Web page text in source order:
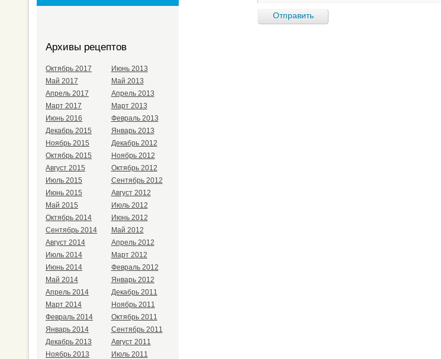
Архивы рецептов
Октябрь 2017
Май 2017
Апрель 2017
Март 2017
Июнь 2016
Декабрь 2015
Ноябрь 2015
Октябрь 2015
Август 2015
Июль 2015
Июнь 2015
Май 2015
Октябрь 2014
Сентябрь 2014
Август 2014
Июль 2014
Июнь 2014
Май 2014
Апрель 2014
Март 2014
Февраль 2014
Январь 2014
Декабрь 2013
Ноябрь 2013
Июнь 2013
Май 2013
Апрель 2013
Март 2013
Февраль 2013
Январь 2013
Декабрь 2012
Ноябрь 2012
Октябрь 2012
Сентябрь 2012
Август 2012
Июль 2012
Июнь 2012
Май 2012
Апрель 2012
Март 2012
Февраль 2012
Январь 2012
Декабрь 2011
Ноябрь 2011
Октябрь 2011
Сентябрь 2011
Август 2011
Июль 2011